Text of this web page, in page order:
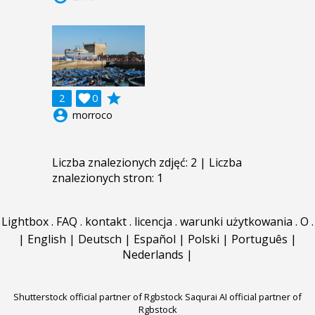
2 0

grade
account_circle morroco
Liczba znalezionych zdjęć: 2 | Liczba
znalezionych stron: 1
Lightbox. FAQ . kontakt. licencja . warunki użytkowania . O .
| English | Deutsch | Español | Polski | Português |
Nederlands |
Shutterstock official partner of Rgbstock Saqurai AI official partner of
Rgbstock